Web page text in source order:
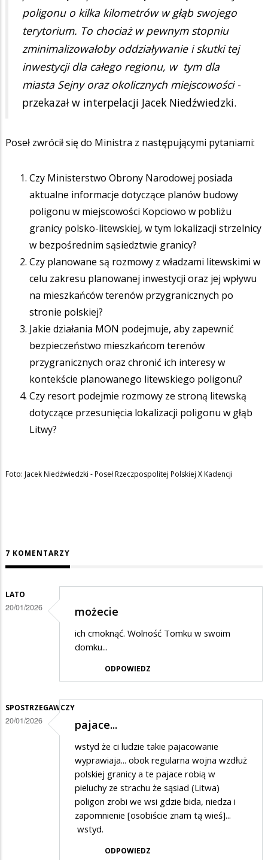
poligonu o kilka kilometrów w głąb swojego
terytorium. To chociaż w pewnym stopniu
zminimalizowałoby oddziaływanie i skutki tej
inwestycji dla całego regionu, w tym dla
miasta Sejny oraz okolicznych miejscowości -
przekazał w interpelacji Jacek Niedźwiedzki.
Poseł zwrócił się do Ministra z następującymi pytaniami:
Czy Ministerstwo Obrony Narodowej posiada
aktualne informacje dotyczące planów budowy
poligonu w miejscowości Kopciowo w pobliżu
granicy polsko-litewskiej, w tym lokalizacji strzelnicy
w bezpośrednim sąsiedztwie granicy?
Czy planowane są rozmowy z władzami litewskimi w
celu zakresu planowanej inwestycji oraz jej wpływu
na mieszkańców terenów przygranicznych po
stronie polskiej?
Jakie działania MON podejmuje, aby zapewnić
bezpieczeństwo mieszkańcom terenów
przygranicznych oraz chronić ich interesy w
kontekście planowanego litewskiego poligonu?
Czy resort podejmie rozmowy ze stroną litewską
dotyczące przesunięcia lokalizacji poligonu w głąb
Litwy?
Foto: Jacek Niedźwiedzki - Poseł Rzeczpospolitej Polskiej X Kadencji
7 KOMENTARZY
LATO
20/01/2026 możecie
ich cmoknąć. Wolność Tomku w swoim
domku...
ODPOWIEDZ
SPOSTRZEGAWCZY
20/01/2026 pajace...
wstyd że ci ludzie takie pajacowanie
wyprawiaja... obok regularna wojna wzdłuż
polskiej granicy a te pajace robią w
pieluchy ze strachu że sąsiad (Litwa)
poligon zrobi we wsi gdzie bida, niedza i
zapomnienie [osobiście znam tą wieś]...
wstyd.
ODPOWIEDZ